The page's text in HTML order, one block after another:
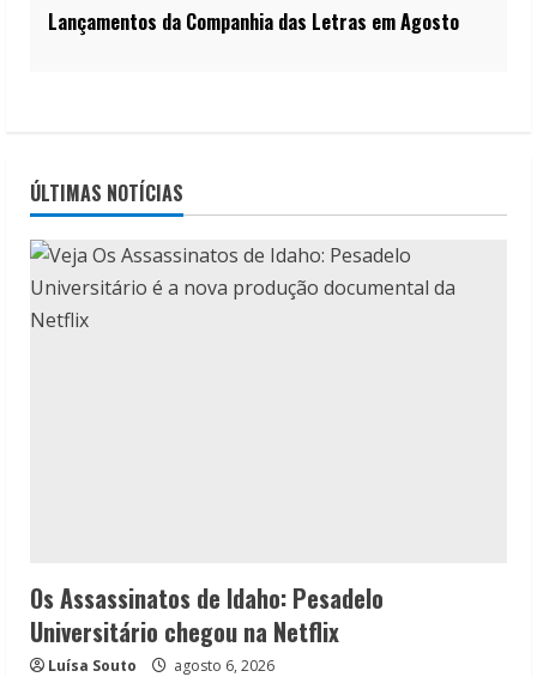
Lançamentos da Companhia das Letras em Agosto
ÚLTIMAS NOTÍCIAS
Os Assassinatos de Idaho: Pesadelo
Universitário chegou na Netflix
Luísa Souto agosto 6, 2026